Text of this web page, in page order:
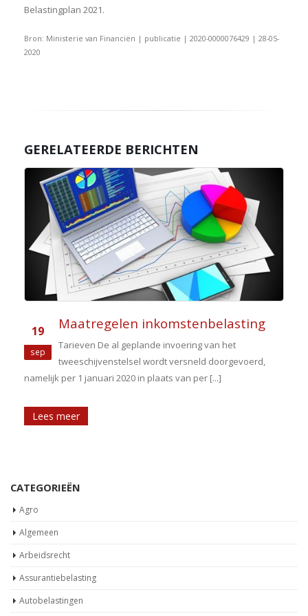
Belastingplan 2021.
Bron: Ministerie van Financiën | publicatie | 2020-0000076429 | 28-05-
2020
GERELATEERDE BERICHTEN
19
sep
Maatregelen inkomstenbelasting
Tarieven De al geplande invoering van het
tweeschijvenstelsel wordt versneld doorgevoerd,
namelijk per 1 januari 2020 in plaats van per [...]
Lees meer
CATEGORIEËN
Agro
Algemeen
Arbeidsrecht
Assurantiebelasting
Autobelastingen